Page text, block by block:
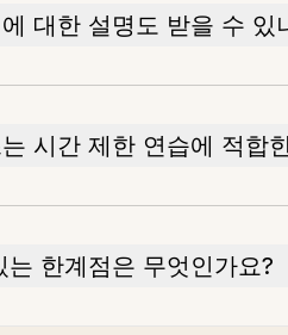
대한 설명도 받을 수 있
시간 제한 연습에 적합
는 한계점은 무엇인가요?